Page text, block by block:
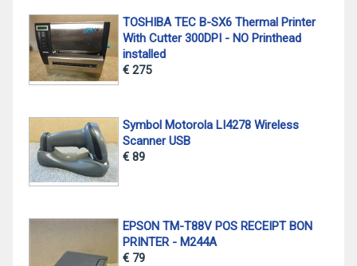
TOSHIBA TEC B-SX6 Thermal Printer
With Cutter 300DPI - NO Printhead
installed
€ 275
Symbol Motorola LI4278 Wireless
Scanner USB
€ 89
EPSON TM-T88V POS RECEIPT BON
PRINTER - M244A
€ 79